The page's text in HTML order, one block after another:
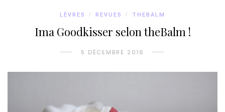
LÈVRES / REVUES / THEBALM
Ima Goodkisser selon theBalm !
5 DÉCEMBRE 2016